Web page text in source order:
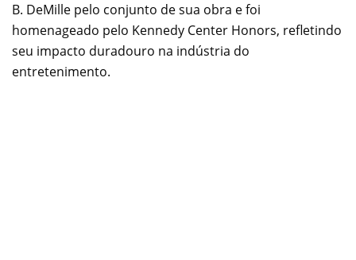
B. DeMille pelo conjunto de sua obra e foi
homenageado pelo Kennedy Center Honors, refletindo
seu impacto duradouro na indústria do
entretenimento.